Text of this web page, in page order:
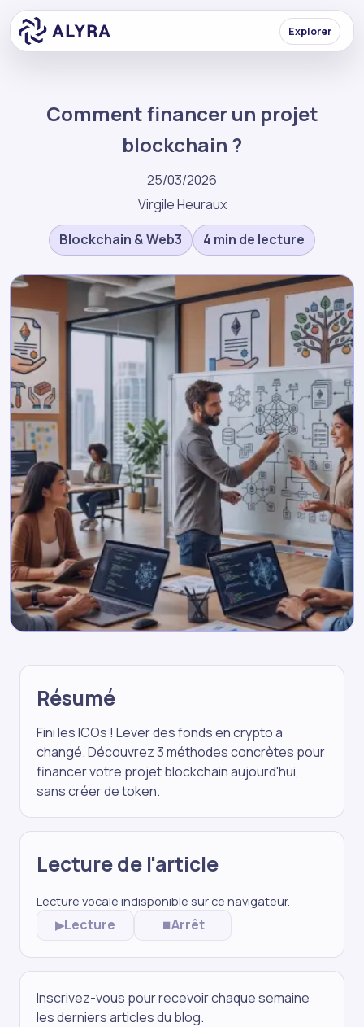
Explorer
Comment financer un projet
blockchain ?
25/03/2026
Virgile Heuraux
Blockchain & Web3
4 min de lecture
Résumé
Fini les ICOs ! Lever des fonds en crypto a
changé. Découvrez 3 méthodes concrètes pour
financer votre projet blockchain aujourd'hui,
sans créer de token.
Lecture de l'article
Lecture vocale indisponible sur ce navigateur.
▶Lecture ⏹Arrêt
Inscrivez-vous pour recevoir chaque semaine
les derniers articles du blog.